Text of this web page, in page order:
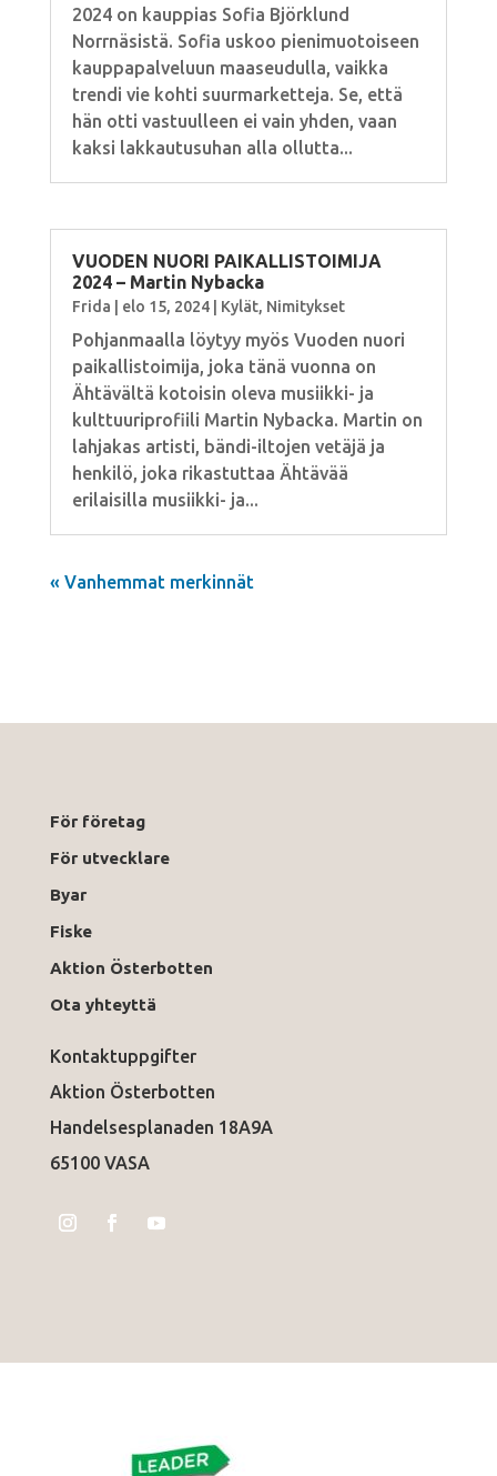
2024 on kauppias Sofia Björklund
Norrnäsistä. Sofia uskoo pienimuotoiseen
kauppapalveluun maaseudulla, vaikka
trendi vie kohti suurmarketteja. Se, että
hän otti vastuulleen ei vain yhden, vaan
kaksi lakkautusuhan alla ollutta...
VUODEN NUORI PAIKALLISTOIMIJA
2024 – Martin Nybacka
Frida elo 15, 2024| Kylät, Nimitykset
Pohjanmaalla löytyy myös Vuoden nuori
paikallistoimija, joka tänä vuonna on
Ähtävältä kotoisin oleva musiikki- ja
kulttuuriprofiili Martin Nybacka. Martin on
lahjakas artisti, bändi-iltojen vetäjä ja
henkilö, joka rikastuttaa Ähtävää
erilaisilla musiikki- ja...
« Vanhemmat merkinnät
För företag
För utvecklare
Byar
Fiske
Aktion Österbotten
Ota yhteyttä
Kontaktuppgifter
Aktion Österbotten
Handelsesplanaden 18A9A
65100 VASA